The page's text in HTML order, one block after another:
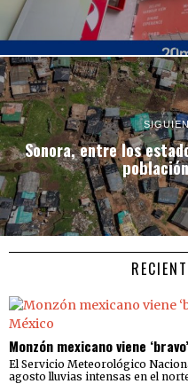
Sonora, entre los
Monzón mexicano viene
El Servicio Meteorológico
agosto lluvias intensas en el